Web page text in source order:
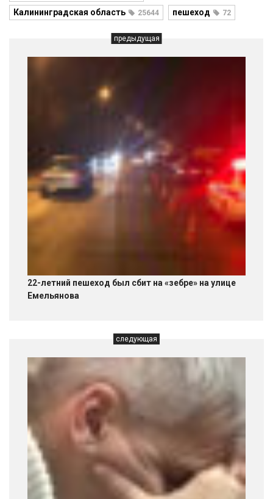
Калининградская область 25644 пешеход 72
предыдущая
22-летний пешеход был сбит на «зебре» на улице
Емельянова
следующая